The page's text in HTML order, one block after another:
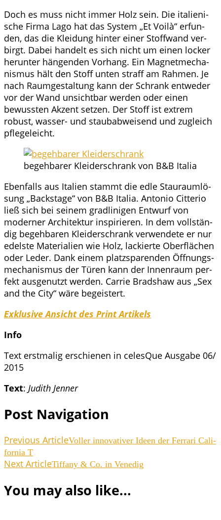
Doch es muss nicht immer Holz sein. Die ita­lie­ni­
sche Fir­ma Lago hat das Sys­tem „Et Voi­là“ erfun­
den, das die Klei­dung hin­ter einer Stoff­wand ver­
birgt. Dabei han­delt es sich nicht um einen locker
her­un­ter hän­gen­den Vor­hang. Ein Magnet­me­cha­
nis­mus hält den Stoff unten straff am Rah­men. Je
nach Raum­ge­stal­tung kann der Schrank ent­weder
vor der Wand unsicht­bar wer­den oder einen
bewuss­ten Akzent set­zen. Der Stoff ist extrem
robust, was­ser­- und staub­ab­wei­send und zugleich
pflegeleicht.
begeh­ba­rer Klei­der­schrank von B&B Italia
Eben­falls aus Ita­li­en stammt die edle Stau­raum­lö­
sung „Back­stage“ von B&B Ita­lia. Anto­nio Cit­te­rio
ließ sich bei sei­nem grad­li­ni­gen Ent­wurf von
moder­ner Archi­tek­tur inspi­rie­ren. In dem voll­stän­
dig begeh­ba­ren Klei­der­schrank ver­wen­de­te er nur
edels­te Mate­ria­li­en wie Holz, lackier­te Ober­flä­chen
oder Leder. Dank einem platz­spa­ren­den Öff­nungs­
me­cha­nis­mus der Türen kann der Innen­raum per­
fekt aus­ge­nutzt wer­den. Car­rie Brad­shaw aus „Sex
and the City“ wäre begeistert.
Exklu­si­ve Ansicht des Print Artikels
Info
Text erst­ma­lig erschie­nen in celes­Que Aus­ga­be 06/​
2015
Text: Judith Jenner
Post Navigation
Previous ArticleVol­ler inno­va­ti­ver Ideen der Fer­ra­ri Cali­
for­nia T
Next ArticleTif­fa­ny & Co. in Venedig
You may also like...